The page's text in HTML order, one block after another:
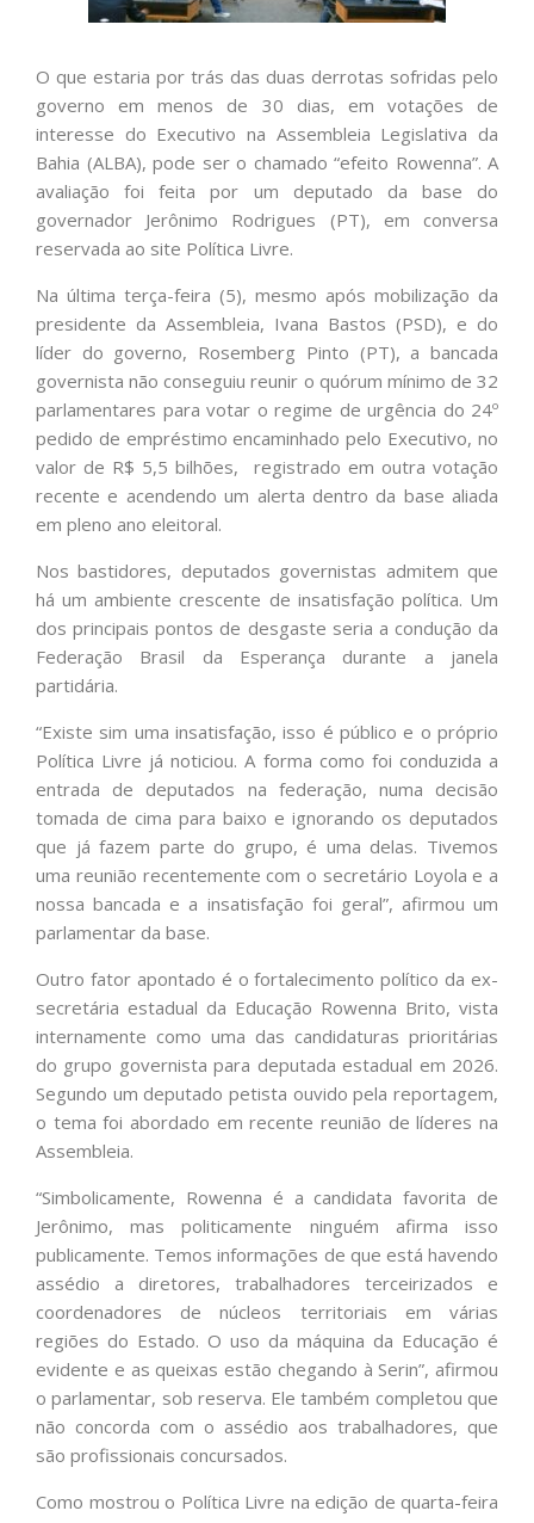
O que estaria por trás das duas derrotas sofridas pelo
governo em menos de 30 dias, em votações de
interesse do Executivo na Assembleia Legislativa da
Bahia (ALBA), pode ser o chamado “efeito Rowenna”. A
avaliação foi feita por um deputado da base do
governador Jerônimo Rodrigues (PT), em conversa
reservada ao site Política Livre.
Na última terça-feira (5), mesmo após mobilização da
presidente da Assembleia, Ivana Bastos (PSD), e do
líder do governo, Rosemberg Pinto (PT), a bancada
governista não conseguiu reunir o quórum mínimo de 32
parlamentares para votar o regime de urgência do 24º
pedido de empréstimo encaminhado pelo Executivo, no
valor de R$ 5,5 bilhões, registrado em outra votação
recente e acendendo um alerta dentro da base aliada
em pleno ano eleitoral.
Nos bastidores, deputados governistas admitem que
há um ambiente crescente de insatisfação política. Um
dos principais pontos de desgaste seria a condução da
Federação Brasil da Esperança durante a janela
partidária.
“Existe sim uma insatisfação, isso é público e o próprio
Política Livre já noticiou. A forma como foi conduzida a
entrada de deputados na federação, numa decisão
tomada de cima para baixo e ignorando os deputados
que já fazem parte do grupo, é uma delas. Tivemos
uma reunião recentemente com o secretário Loyola e a
nossa bancada e a insatisfação foi geral”, afirmou um
parlamentar da base.
Outro fator apontado é o fortalecimento político da ex-
secretária estadual da Educação Rowenna Brito, vista
internamente como uma das candidaturas prioritárias
do grupo governista para deputada estadual em 2026.
Segundo um deputado petista ouvido pela reportagem,
o tema foi abordado em recente reunião de líderes na
Assembleia.
“Simbolicamente, Rowenna é a candidata favorita de
Jerônimo, mas politicamente ninguém afirma isso
publicamente. Temos informações de que está havendo
assédio a diretores, trabalhadores terceirizados e
coordenadores de núcleos territoriais em várias
regiões do Estado. O uso da máquina da Educação é
evidente e as queixas estão chegando à Serin”, afirmou
o parlamentar, sob reserva. Ele também completou que
não concorda com o assédio aos trabalhadores, que
são profissionais concursados.
Como mostrou o Política Livre na edição de quarta-feira